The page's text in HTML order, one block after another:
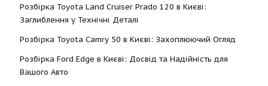
Розбірка Toyota Land Cruiser Prado 120 в Києві:
Заглиблення у Технічні Деталі
Розбірка Toyota Camry 50 в Києві: Захоплюючий Огляд
Розбірка Ford Edge в Києві: Досвід та Надійність для
Вашого Авто